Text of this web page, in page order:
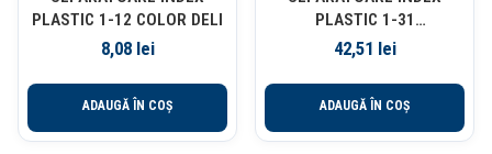
PLASTIC 1-12 COLOR DELI
8,08 lei
ADAUGĂ ÎN COȘ
PLASTIC 1-31
REINSCRIPTIBIL ESSELTE
42,51 lei
ADAUGĂ ÎN COȘ